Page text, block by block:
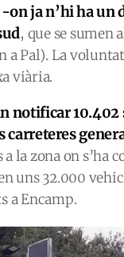
-on ja n’hi ha
, que se sumen
a Pal). La
viària.
notificar
carreteres
la zona on s’ha
uns 32.000
a Encamp.